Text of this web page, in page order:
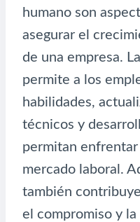
humano son
asegurar el
de una empresa.
permite a los
habilidades,
técnicos y
permitan enfrentar
mercado laboral.
también
el compromiso y